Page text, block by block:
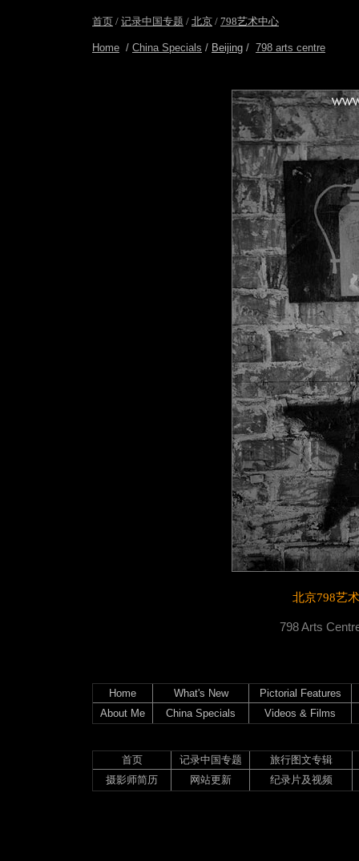
首页 / 记录中国专题 / 北京 / 798艺术中心
Home / China Specials / Beijing / 798 arts centre
北京798艺
798 Arts
Home What's New
Pictorial Features
About Me
China Specials Videos & Films
首页 记录中国专题
旅行图文专辑
摄影师简历
网站更新 纪录片及视频